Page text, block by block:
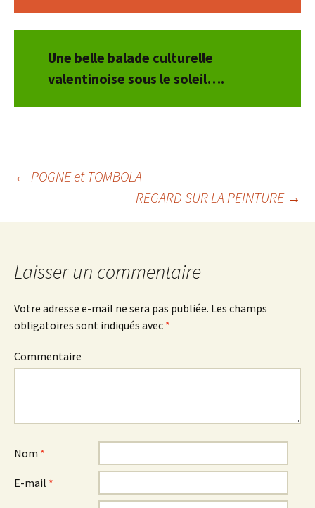
Une belle balade culturelle
valentinoise sous le soleil….
Navigation
des
articles
← POGNE et TOMBOLA
REGARD SUR LA PEINTURE →
Laisser un commentaire
Votre adresse e-mail ne sera pas publiée. Les champs
obligatoires sont indiqués avec *
Commentaire
Nom *
E-mail *